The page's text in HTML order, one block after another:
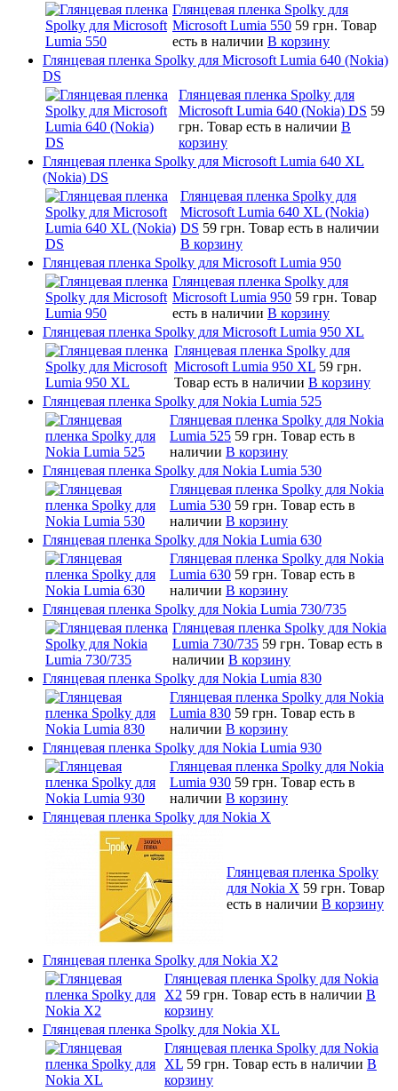
Глянцевая пленка Spolky для
Microsoft Lumia 550 59 грн. Товар
есть в наличии В корзину
Глянцевая пленка Spolky для Microsoft Lumia 640 (Nokia)
DS
Глянцевая пленка Spolky для
Microsoft Lumia 640 (Nokia) DS 59
грн. Товар есть в наличии В
корзину
Глянцевая пленка Spolky для Microsoft Lumia 640 XL
(Nokia) DS
Глянцевая пленка Spolky для
Microsoft Lumia 640 XL (Nokia)
DS 59 грн. Товар есть в наличии
В корзину
Глянцевая пленка Spolky для Microsoft Lumia 950
Глянцевая пленка Spolky для
Microsoft Lumia 950 59 грн. Товар
есть в наличии В корзину
Глянцевая пленка Spolky для Microsoft Lumia 950 XL
Глянцевая пленка Spolky для
Microsoft Lumia 950 XL 59 грн.
Товар есть в наличии В корзину
Глянцевая пленка Spolky для Nokia Lumia 525
Глянцевая пленка Spolky для Nokia
Lumia 525 59 грн. Товар есть в
наличии В корзину
Глянцевая пленка Spolky для Nokia Lumia 530
Глянцевая пленка Spolky для Nokia
Lumia 530 59 грн. Товар есть в
наличии В корзину
Глянцевая пленка Spolky для Nokia Lumia 630
Глянцевая пленка Spolky для Nokia
Lumia 630 59 грн. Товар есть в
наличии В корзину
Глянцевая пленка Spolky для Nokia Lumia 730/735
Глянцевая пленка Spolky для Nokia
Lumia 730/735 59 грн. Товар есть в
наличии В корзину
Глянцевая пленка Spolky для Nokia Lumia 830
Глянцевая пленка Spolky для Nokia
Lumia 830 59 грн. Товар есть в
наличии В корзину
Глянцевая пленка Spolky для Nokia Lumia 930
Глянцевая пленка Spolky для Nokia
Lumia 930 59 грн. Товар есть в
наличии В корзину
Глянцевая пленка Spolky для Nokia X
Глянцевая пленка Spolky
для Nokia X 59 грн. Товар
есть в наличии В корзину
Глянцевая пленка Spolky для Nokia X2
Глянцевая пленка Spolky для Nokia
X2 59 грн. Товар есть в наличии В
корзину
Глянцевая пленка Spolky для Nokia XL
Глянцевая пленка Spolky для Nokia
XL 59 грн. Товар есть в наличии В
корзину